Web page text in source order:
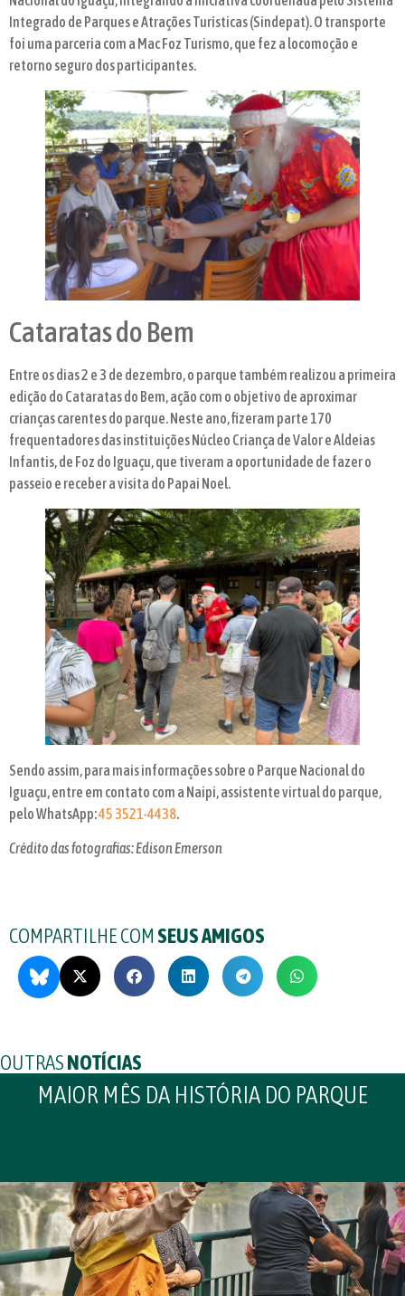
Integrado de Parques e Atrações Turísticas (Sindepat). O transporte
foi uma parceria com a Mac Foz Turismo, que fez a locomoção e
retorno seguro dos participantes.
Cataratas do Bem
Entre os dias 2 e 3 de dezembro, o parque também realizou a primeira
edição do Cataratas do Bem, ação com o objetivo de aproximar
crianças carentes do parque. Neste ano, fizeram parte 170
frequentadores das instituições Núcleo Criança de Valor e Aldeias
Infantis, de Foz do Iguaçu, que tiveram a oportunidade de fazer o
passeio e receber a visita do Papai Noel.
Sendo assim, para mais informações sobre o Parque Nacional do
Iguaçu, entre em contato com a Naipi, assistente virtual do parque,
pelo WhatsApp:45 3521-4438.
Crédito das fotografias: Edison Emerson
COMPARTILHE COM SEUS AMIGOS
OUTRASNOTÍCIAS
MAIOR MÊS DA HISTÓRIA DO PARQUE